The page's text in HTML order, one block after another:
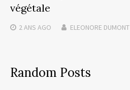
végétale
2 ANS AGO ELEONORE DUMONT
Random Posts